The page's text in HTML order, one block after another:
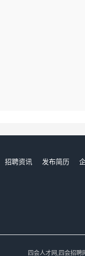
招聘资讯 发布简历
四会人才网,四会招聘